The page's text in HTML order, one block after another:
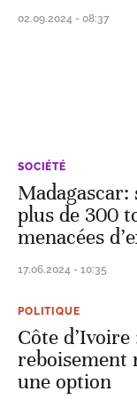
02.09.2024 - 08:37
SOCIÉTÉ
Madagascar:
plus de 300
menacées
17.06.2024 - 10:35
POLITIQUE
Côte d’Ivoire
reboisement
une option